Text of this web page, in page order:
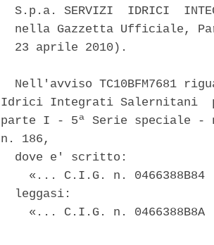
S.p.a. SERVIZI  IDRICI
nella Gazzetta Ufficiale,
  23 aprile 2010).
Nell'avviso TC10BFM7681
Idrici Integrati Salernitani
parte I - 5ª Serie speciale -
n. 186,
  dove e' scritto:
«... C.I.G. n. 0466388B84
  leggasi:
«... C.I.G. n. 0466388B8A